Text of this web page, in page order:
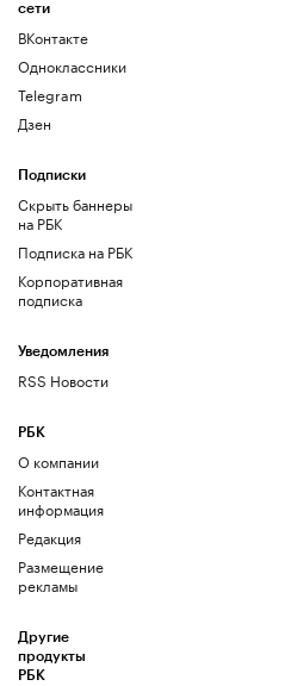
сети
ВКонтакте
Одноклассники
Telegram
Дзен
Подписки
Скрыть баннеры
на РБК
Подписка на РБК
Корпоративная
подписка
Уведомления
RSS Новости
РБК
О компании
Контактная
информация
Редакция
Размещение
рекламы
Другие
продукты
РБК